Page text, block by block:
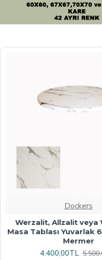
Dockers
Wermodin Masa Tablası
67x67 cm -
4.800,00TL